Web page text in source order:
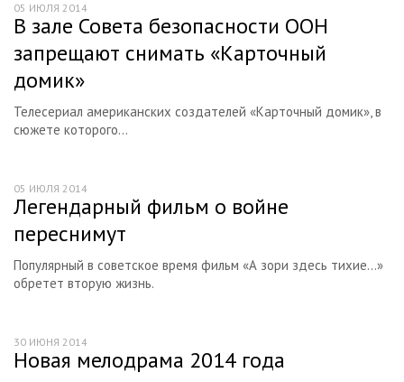
Постеры к фильмам
Российские киностудии
Зарубежные киностудии
Люди за кадром: состав съемочной группы
В зале Совета безопасности ООН
запрещают снимать «Карточный
домик»
Телесериал американских создателей «Карточный домик», в
сюжете которого...
05 ИЮЛЯ 2014
Легендарный фильм о войне
переснимут
Популярный в советское время фильм «А зори здесь тихие…»
обретет вторую жизнь.
05 ИЮЛЯ 2014
Новая мелодрама 2014 года
30 ИЮНЯ 2014